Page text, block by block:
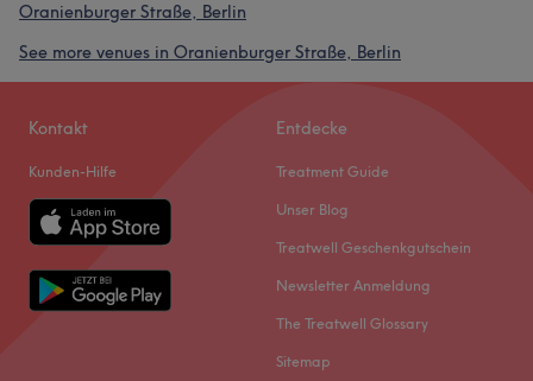
Oranienburger Straße, Berlin
See more venues in Oranienburger Straße, Berlin
Kontakt
Kunden-Hilfe
Entdecke
Treatment Guide
Unser Blog
Treatwell Geschenkgutschein
Newsletter Anmeldung
The Treatwell Glossary
Sitemap